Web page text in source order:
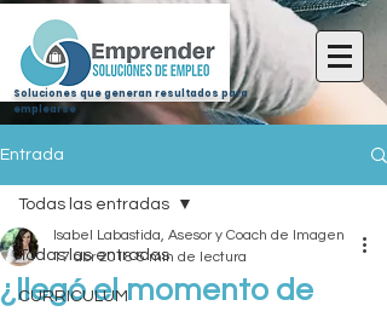
Soluciones que generan resultados para
emplearse
Entrada
Todas las entradas
CURRICULUM
Todas las entradas
¿llegó el momento de
Isabel Labastida, Asesor y Coach de Imagen
17 abr 2018 5 min de lectura